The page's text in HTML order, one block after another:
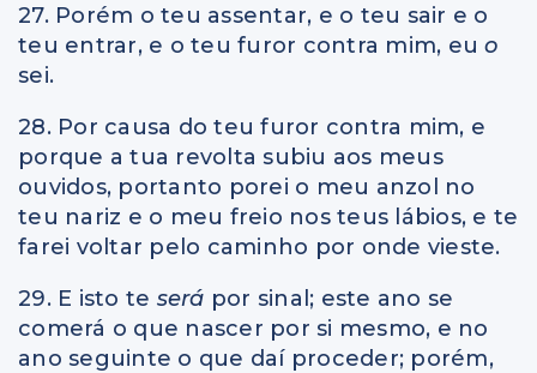
27. Porém o teu assentar, e o teu sair e o
teu entrar, e o teu furor contra mim, euo
sei.
28. Por causa do teu furor contra mim, e
porque a tua revolta subiu aos meus
ouvidos, portanto porei o meu anzol no
teu nariz e o meu freio nos teus lábios, e te
farei voltar pelo caminho por onde vieste.
29. E isto te será por sinal; este ano se
comerá o que nascer por si mesmo, e no
ano seguinte o que daí proceder; porém,